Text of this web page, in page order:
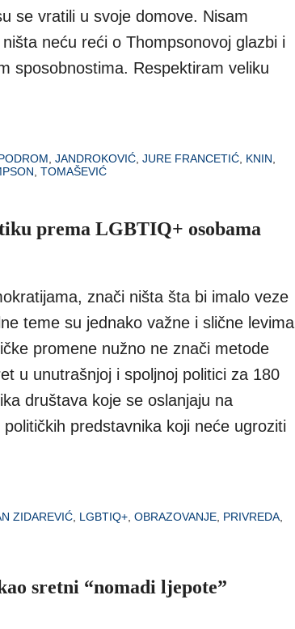
se vratili u svoje domove. Nisam
neću reći o Thompsonovoj glazbi i
sposobnostima. Respektiram veliku
JANDROKOVIĆ JURE FRANCETIĆ KNIN
TOMAŠEVIĆ
prema LGBTIQ+ osobama
znači ništa šta bi imalo veze
teme su jednako važne i slične levima
promene nužno ne znači metode
u unutrašnjoj i spoljnoj politici za 180
društava koje se oslanjaju na
predstavnika koji neće ugroziti
ZIDAREVIĆ LGBTIQ+ OBRAZOVANJE PRIVREDA
sretni “nomadi ljepote”